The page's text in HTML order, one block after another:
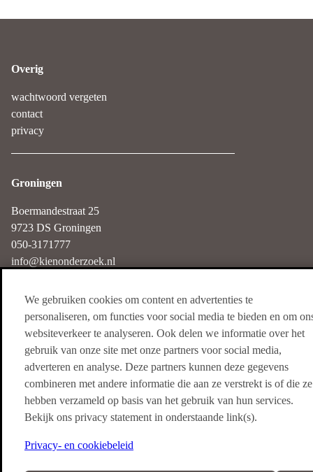
We gebruiken cookies om content en advertenties te
personaliseren, om functies voor social media te bieden en om
websiteverkeer te analyseren. Ook delen we informatie over het
gebruik van onze site met onze partners voor social media,
adverteren en analyse. Deze partners kunnen deze gegevens
combineren met andere informatie die aan ze verstrekt is of die ze
hebben verzameld op basis van het gebruik van hun services.
Bekijk ons privacy statement in onderstaande link(s).
Privacy- en cookiebeleid
Overig
wachtwoord vergeten
contact
privacy
Groningen
Boermandestraat 25
9723 DS Groningen
050-3171777
info@kienonderzoek.nl
Haarlem
Nieuwe Gracht 3
2011 NB Haarlem
085-4018250
info@kienonderzoek.nl